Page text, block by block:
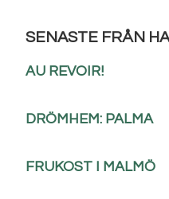
SENASTE FRÅN
AU REVOIR!
DRÖMHEM: PALMA
FRUKOST I MALMÖ